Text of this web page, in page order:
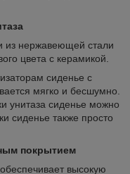
из нержавеющей стали
цвета с керамикой.
сиденье с
мягко и бесшумно.
унитаза сиденье можно
сиденье также просто
покрытием
высокую